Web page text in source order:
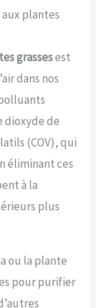
plantes
grassesest
dans nos
dioxyde de
(COV), qui
éliminant ces
à la
plus
ou la plante
pour purifier